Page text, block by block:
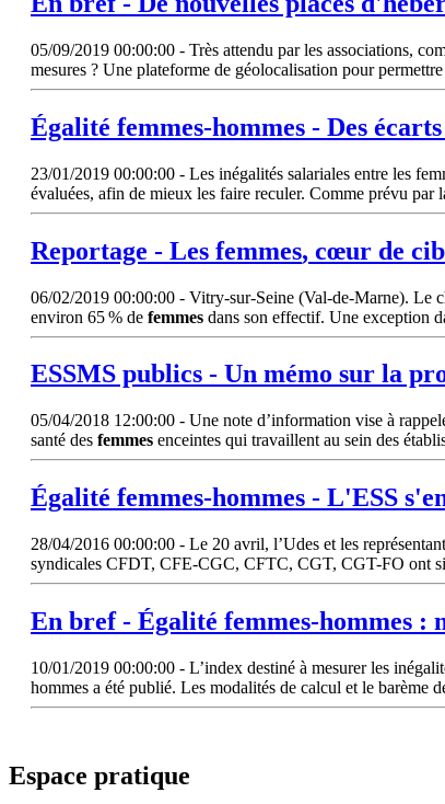
05/09/2019 00:00:00 - Très attendu par les associations,
mesures ? Une plateforme de géolocalisation pour
Égalité femmes-hommes - Des
23/01/2019 00:00:00 - Les inégalités salariales entre les
évaluées, afin de mieux les faire reculer. Comme prévu
Reportage - Les femmes, cœur de
06/02/2019 00:00:00 - Vitry-sur-Seine (Val-de-Marne). Le
environ 65 % de femmes dans son effectif. Une exception
ESSMS publics - Un mémo sur la
05/04/2018 12:00:00 - Une note d’information vise à
santé des femmes enceintes qui travaillent au sein des
Égalité femmes-hommes - L'ESS
28/04/2016 00:00:00 - Le 20 avril, l’Udes et les
syndicales CFDT, CFE-CGC, CFTC, CGT, CGT-FO ont
En bref - Égalité femmes-hommes :
10/01/2019 00:00:00 - L’index destiné à mesurer les
hommes a été publié. Les modalités de calcul et le barème
Espace pratique